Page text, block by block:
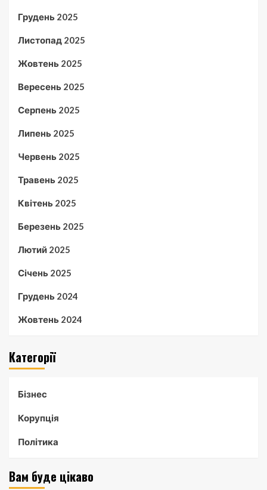
Грудень 2025
Листопад 2025
Жовтень 2025
Вересень 2025
Серпень 2025
Липень 2025
Червень 2025
Травень 2025
Квітень 2025
Березень 2025
Лютий 2025
Січень 2025
Грудень 2024
Жовтень 2024
Категорії
Бізнес
Корупція
Політика
Вам буде цікаво